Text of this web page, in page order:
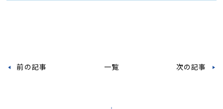
前の記事 一覧 次の記事